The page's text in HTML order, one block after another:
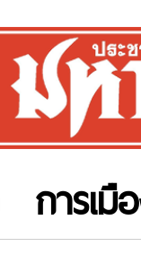
การเมื